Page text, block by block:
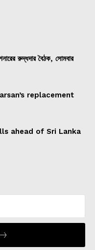
রুদ্ধদার বৈঠক, সোমবার
replacement
ahead of Sri Lanka